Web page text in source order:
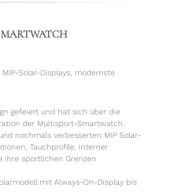
Solar-Displays, modernste
gefeiert und hat sich über die
der Multisport-Smartwatch.
nochmals verbesserten MIP Solar-
Tauchprofile, interner
ihre sportlichen Grenzen
mit Always-On-Display bis